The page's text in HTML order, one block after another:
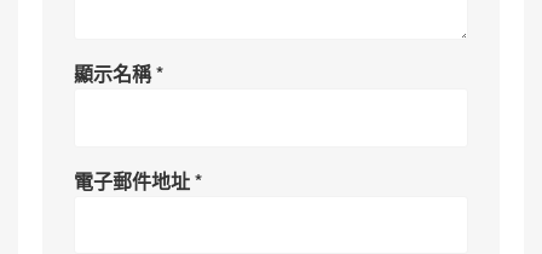
顯示名稱*
電子郵件地址*